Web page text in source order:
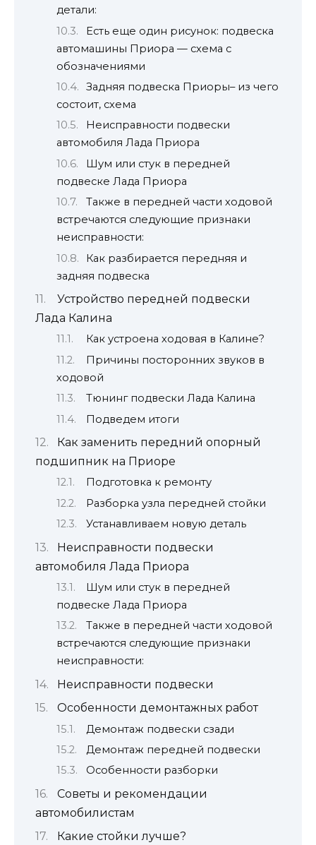
детали:
Есть еще один рисунок: подвеска
автомашины Приора — схема с
обозначениями
Задняя подвеска Приоры– из чего
состоит, схема
Неисправности подвески
автомобиля Лада Приора
Шум или стук в передней
подвеске Лада Приора
Также в передней части ходовой
встречаются следующие признаки
неисправности:
Как разбирается передняя и
задняя подвеска
Устройство передней подвески
Лада Калина
Как устроена ходовая в Калине?
Причины посторонних звуков в
ходовой
Тюнинг подвески Лада Калина
Подведем итоги
Как заменить передний опорный
подшипник на Приоре
Подготовка к ремонту
Разборка узла передней стойки
Устанавливаем новую деталь
Неисправности подвески
автомобиля Лада Приора
Шум или стук в передней
подвеске Лада Приора
Также в передней части ходовой
встречаются следующие признаки
неисправности:
Неисправности подвески
Особенности демонтажных работ
Демонтаж подвески сзади
Демонтаж передней подвески
Особенности разборки
Советы и рекомендации
автомобилистам
Какие стойки лучше?